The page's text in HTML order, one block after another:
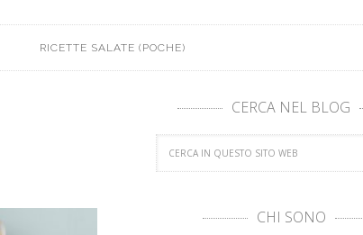
RICETTE SALATE (POCHE)
CERCA NEL BLOG
CHI SONO